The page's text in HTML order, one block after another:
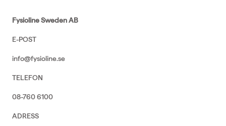
Fysioline Sweden AB
E-POST
info@fysioline.se
TELEFON
08-760 6100
ADRESS